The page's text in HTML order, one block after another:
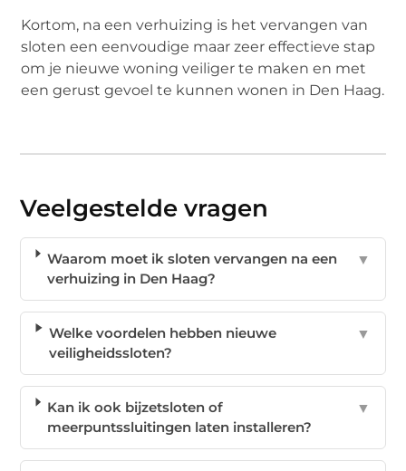
Kortom, na een verhuizing is het vervangen van
sloten een eenvoudige maar zeer effectieve stap
om je nieuwe woning veiliger te maken en met
een gerust gevoel te kunnen wonen in Den Haag.
Veelgestelde vragen
Waarom moet ik sloten vervangen na een
verhuizing in Den Haag?
▼
Welke voordelen hebben nieuwe
veiligheidssloten?
▼
Kan ik ook bijzetsloten of
meerpuntssluitingen laten installeren?
▼